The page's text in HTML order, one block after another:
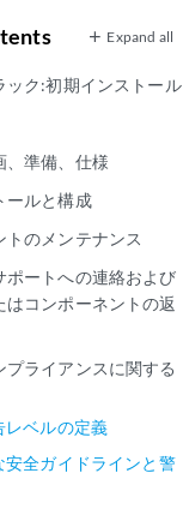
Expand all
ック:初期インストール
、準備、仕様
ールと構成
トのメンテナンス
ポートへの連絡および
はコンポーネントの返
プライアンスに関する
レベルの定義
安全ガイドラインと警